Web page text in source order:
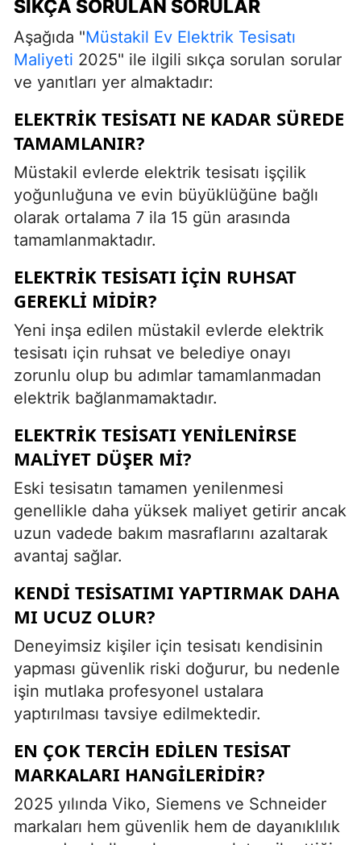
SIKÇA SORULAN SORULAR
Aşağıda "Müstakil Ev Elektrik Tesisatı
Maliyeti 2025" ile ilgili sıkça sorulan sorular
ve yanıtları yer almaktadır:
ELEKTRIK TESISATI NE KADAR SÜREDE
TAMAMLANIR?
Müstakil evlerde elektrik tesisatı işçilik
yoğunluğuna ve evin büyüklüğüne bağlı
olarak ortalama 7 ila 15 gün arasında
tamamlanmaktadır.
ELEKTRIK TESISATI IÇIN RUHSAT
GEREKLI MIDIR?
Yeni inşa edilen müstakil evlerde elektrik
tesisatı için ruhsat ve belediye onayı
zorunlu olup bu adımlar tamamlanmadan
elektrik bağlanmamaktadır.
ELEKTRIK TESISATI YENILENIRSE
MALIYET DÜŞER MI?
Eski tesisatın tamamen yenilenmesi
genellikle daha yüksek maliyet getirir ancak
uzun vadede bakım masraflarını azaltarak
avantaj sağlar.
KENDI TESISATIMI YAPTIRMAK DAHA
MI UCUZ OLUR?
Deneyimsiz kişiler için tesisatı kendisinin
yapması güvenlik riski doğurur, bu nedenle
işin mutlaka profesyonel ustalara
yaptırılması tavsiye edilmektedir.
EN ÇOK TERCIH EDILEN TESISAT
MARKALARI HANGILERIDIR?
2025 yılında Viko, Siemens ve Schneider
markaları hem güvenlik hem de dayanıklılık